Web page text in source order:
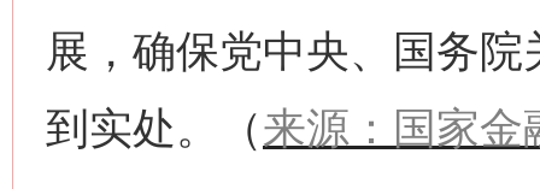
展，确保党中央、国务
到实处。（来源：国家金